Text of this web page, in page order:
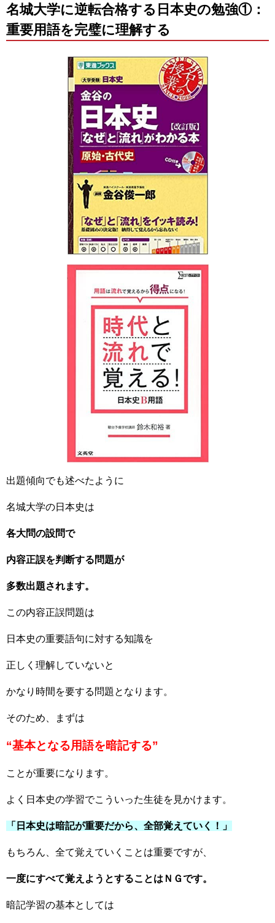
名城大学に逆転合格する日本史の勉強①：
重要用語を完璧に理解する
出題傾向でも述べたように
名城大学の日本史は
各大問の設問で
内容正誤を判断する問題が
多数出題されます。
この内容正誤問題は
日本史の重要語句に対する知識を
正しく理解していないと
かなり時間を要する問題となります。
そのため、まずは
“基本となる用語を暗記する”
ことが重要になります。
よく日本史の学習でこういった生徒を見かけます。
「日本史は暗記が重要だから、全部覚えていく！」
もちろん、全て覚えていくことは重要ですが、
一度にすべて覚えようとすることはＮＧです。
暗記学習の基本としては